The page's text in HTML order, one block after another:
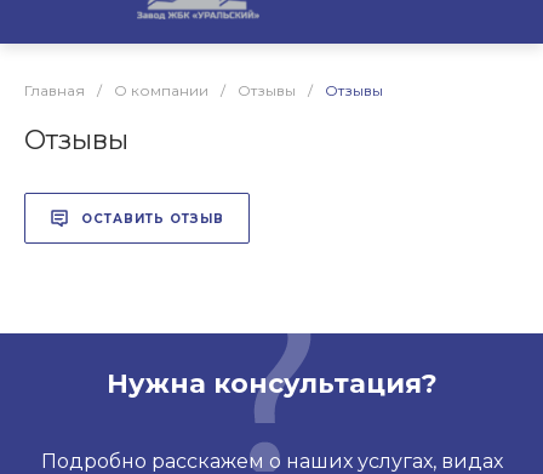
Главная / О компании / Отзывы / Отзывы
Отзывы
ОСТАВИТЬ ОТЗЫВ
Нужна консультация?
Подробно расскажем о наших услугах, видах